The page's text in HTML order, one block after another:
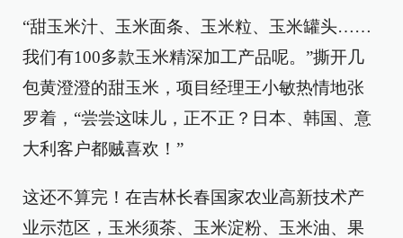
“甜玉米汁、玉米面条、玉米粒、玉米罐头……
我们有100多款玉米精深加工产品呢。”撕开几
包黄澄澄的甜玉米，项目经理王小敏热情地张
罗着，“尝尝这味儿，正不正？日本、韩国、意
大利客户都贼喜欢！”
这还不算完！在吉林长春国家农业高新技术产
业示范区，玉米须茶、玉米淀粉、玉米油、果